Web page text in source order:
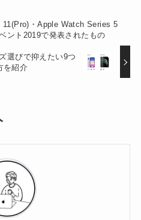
11(Pro)・Apple Watch Series 5
ント2019で発表されたもの
選びで抑えたい9つ
を紹介